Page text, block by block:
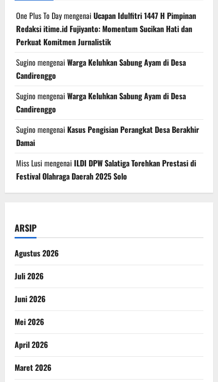
One Plus To Daymengenai Ucapan Idulfitri 1447 H Pimpinan
Redaksi itime.id Fujiyanto: Momentum Sucikan Hati dan
Perkuat Komitmen Jurnalistik
Sugino mengenai Warga Keluhkan Sabung Ayam di Desa
Candirenggo
Sugino mengenai Warga Keluhkan Sabung Ayam di Desa
Candirenggo
Sugino mengenai Kasus Pengisian Perangkat Desa Berakhir
Damai
Miss Lusi mengenai ILDI DPW Salatiga Torehkan Prestasi di
Festival Olahraga Daerah 2025 Solo
ARSIP
Agustus 2026
Juli 2026
Juni 2026
Mei 2026
April 2026
Maret 2026